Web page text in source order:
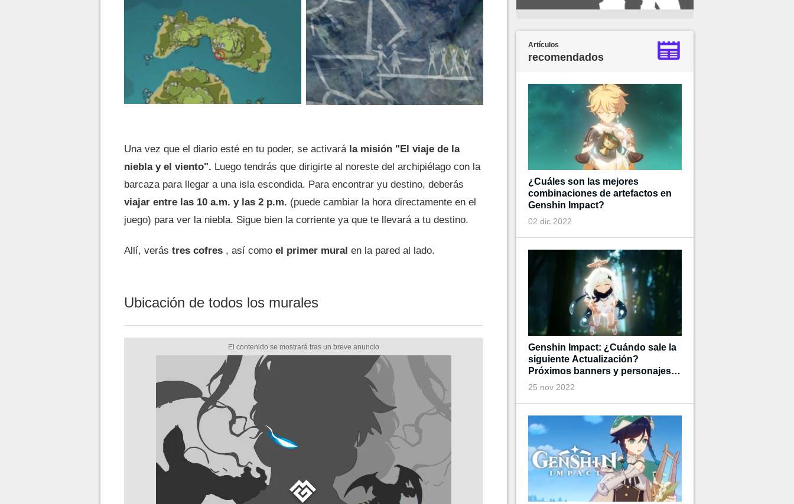
Una vez que el diario esté en tu poder, se activará la misión "El viaje de la
niebla y el viento". Luego tendrás que dirigirte al noreste del archipiélago con la
barcaza para llegar a una isla escondida. Para encontrar yu destino, deberás
viajar entre las 10 a.m. y las 2 p.m. (puede cambiar la hora directamente en el
juego) para ver la niebla. Sigue bien la corriente ya que te llevará a tu destino.
Allí, verás tres cofres , así como el primer mural en la pared al lado.
Ubicación de todos los murales
Artículos
recomendados
¿Cuáles son las mejores
combinaciones de artefactos en
Genshin Impact?
02 dic 2022
Genshin Impact: ¿Cuándo sale la
siguiente Actualización?
Próximos banners y personajes
disponibles
25 nov 2022